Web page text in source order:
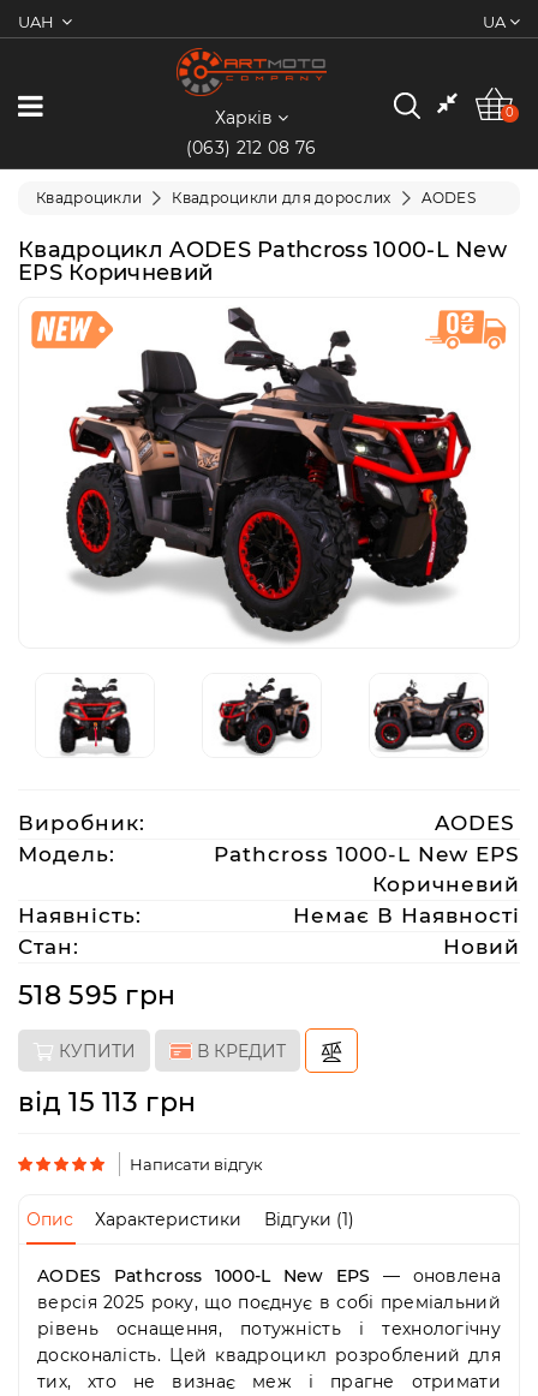
UAH UA
0
Категорії
Мотоцикли
Мопеди
Електротранспорт
Екіпіювання
Запчастини
Аксесуари
Харків
(063)
212
artmoto.info@gmail.com
Режим
роботи:
Пт
-
19:00
10:00
-
19:00
Нд
-
вихідний
Харків
(063) 212 08 76
0
Квадроцикли Квадроцикли для дорослих AODES
Квадроцикл AODES Pathcross 1000-L New
EPS Коричневий
Виробник:
AODES
Модель:
Pathcross 1000-L New EPS
Коричневий
Наявність:
Немає В Наявності
Стан:
Новий
518 595 грн
КУПИТИ В КРЕДИТ
від 15 113 грн
Написати відгук
Опис Характеристики Відгуки (1)
AODES Pathcross 1000-L New EPS — оновлена
версія 2025 року, що поєднує в собі преміальний
рівень оснащення, потужність і технологічну
досконалість. Цей квадроцикл розроблений для
тих, хто не визнає меж і прагне отримати